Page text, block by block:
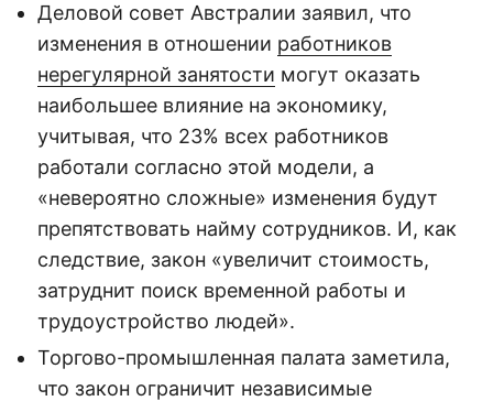
Деловой совет Австралии заявил, что
изменения в отношении работников
нерегулярной занятости могут оказать
наибольшее влияние на экономику,
учитывая, что 23% всех работников
работали согласно этой модели, а
«невероятно сложные» изменения будут
препятствовать найму сотрудников. И, как
следствие, закон «увеличит стоимость,
затруднит поиск временной работы и
трудоустройство людей».
Торгово-промышленная палата заметила,
что закон ограничит независимые